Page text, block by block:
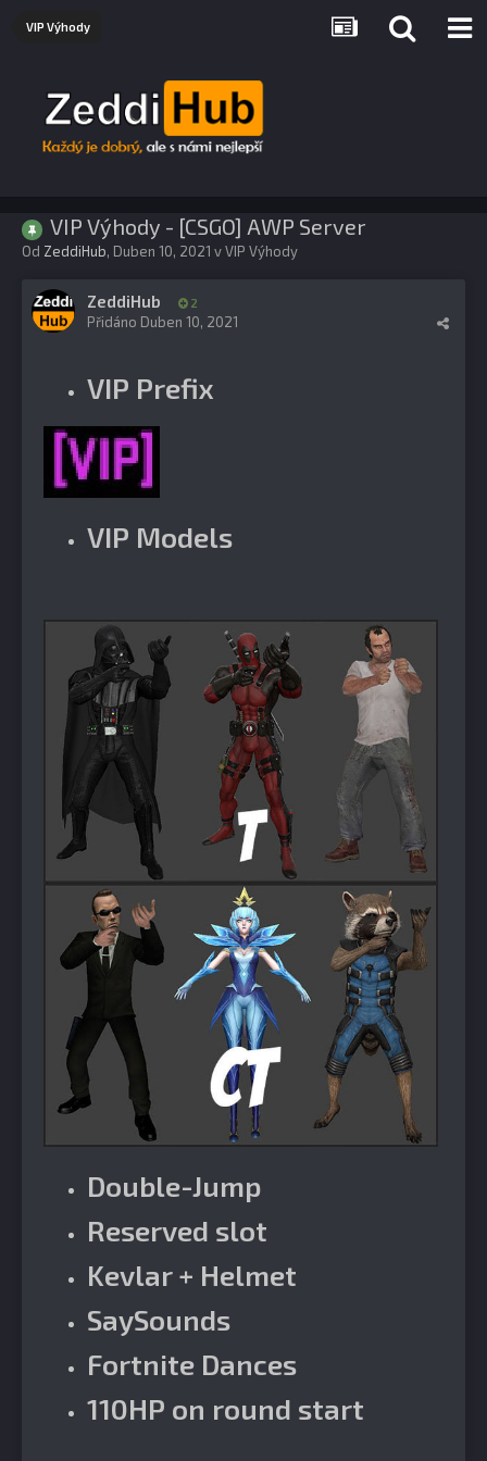
VIP Výhody
VIP Výhody - [CSGO] AWP Server
Od ZeddiHub, Duben 10, 2021 vVIP Výhody
ZeddiHub 2
Přidáno Duben 10, 2021
VIP Prefix
VIP Models
Double-Jump
Reserved slot
Kevlar + Helmet
SaySounds
Fortnite Dances
110HP on round start